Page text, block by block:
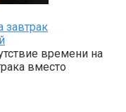
завтрак
времени на
вместо